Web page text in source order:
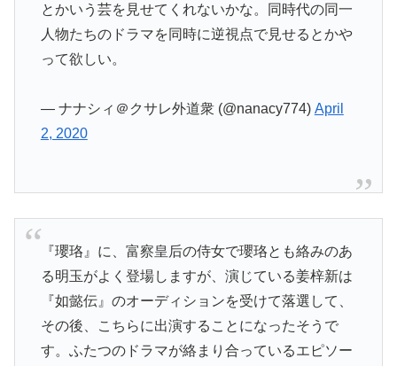
とかいう芸を見せてくれないかな。同時代の同一
人物たちのドラマを同時に逆視点で見せるとかや
って欲しい。
— ナナシィ＠クサレ外道衆 (@nanacy774) April
2, 2020
『瓔珞』に、富察皇后の侍女で瓔珞とも絡みのあ
る明玉がよく登場しますが、演じている姜梓新は
『如懿伝』のオーディションを受けて落選して、
その後、こちらに出演することになったそうで
す。ふたつのドラマが絡まり合っているエピソー